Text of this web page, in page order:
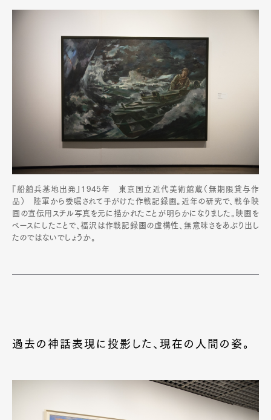
『船舶兵基地出発』1945年 東京国立近代美術館蔵（無期限貸与作
品） 陸軍から委嘱されて手がけた作戦記録画。近年の研究で、戦争映
画の宣伝用スチル写真を元に描かれたことが明らかになりました。映画を
ベースにしたことで、福沢は作戦記録画の虚構性、無意味さをあぶり出し
たのではないでしょうか。
過去の神話表現に投影した、現在の人間の姿。